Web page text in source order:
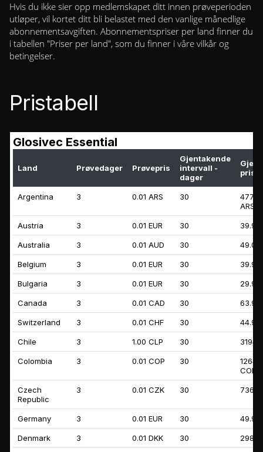
Hvis du ikke sier opp medlemskapet ditt innen prøveperioden
utløper, vil kortet ditt bli belastet med den vanlige månedlige
abonnementsavgiften. Abonnementspriser per land finner du
i tabellen "Priser per land", som du finner i våre vilkår og
betingelser.
Pristabell
Glosivec Essential
Land Prøvedager Prøvepris
Gjentakende
intervall -
dager
pris
Argentina 3 0.01 ARS 30
ARS
Austria 3 0.01 EUR 30 39.99
Australia 3 0.01 AUD 30 49.00
Belgium 3 0.01 EUR 30 39.99
Bulgaria 3 0.01 EUR 30 29.99
Canada 3 0.01 CAD 30 63.99
Switzerland 3 0.01 CHF 30 44.99
Chile 3 1.00 CLP 30
Colombia 3 0.01 COP 30
COP
Czech
Republic
3 0.01 CZK 30
Germany 3 0.01 EUR 30 49.99
Denmark 3 0.01 DKK 30